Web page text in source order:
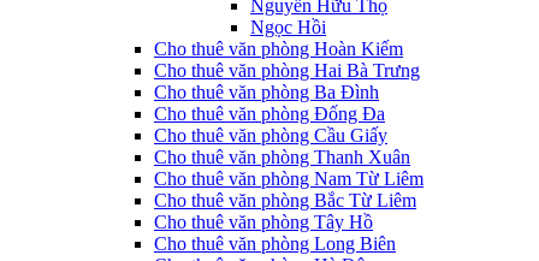
Nguyễn Hữu Thọ
Ngọc Hồi
Cho thuê văn phòng Hoàn Kiếm
Cho thuê văn phòng Hai Bà Trưng
Cho thuê văn phòng Ba Đình
Cho thuê văn phòng Đống Đa
Cho thuê văn phòng Cầu Giấy
Cho thuê văn phòng Thanh Xuân
Cho thuê văn phòng Nam Từ Liêm
Cho thuê văn phòng Bắc Từ Liêm
Cho thuê văn phòng Tây Hồ
Cho thuê văn phòng Long Biên